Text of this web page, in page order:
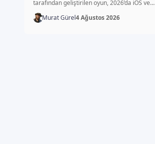
tarafından geliştirilen oyun, 2026’da iOS ve…
Murat Gürel4 Ağustos 2026